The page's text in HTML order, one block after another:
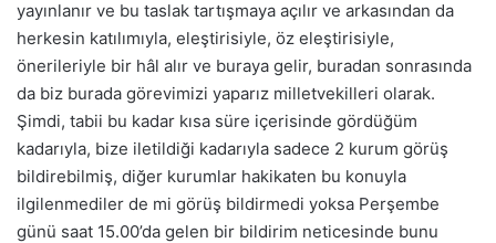
yayınlanır ve bu taslak tartışmaya açılır ve arkasından da
herkesin katılımıyla, eleştirisiyle, öz eleştirisiyle,
önerileriyle bir hâl alır ve buraya gelir, buradan sonrasında
da biz burada görevimizi yaparız milletvekilleri olarak.
Şimdi, tabii bu kadar kısa süre içerisinde gördüğüm
kadarıyla, bize iletildiği kadarıyla sadece 2 kurum görüş
bildirebilmiş, diğer kurumlar hakikaten bu konuyla
ilgilenmediler de mi görüş bildirmedi yoksa Perşembe
günü saat 15.00’da gelen bir bildirim neticesinde bunu